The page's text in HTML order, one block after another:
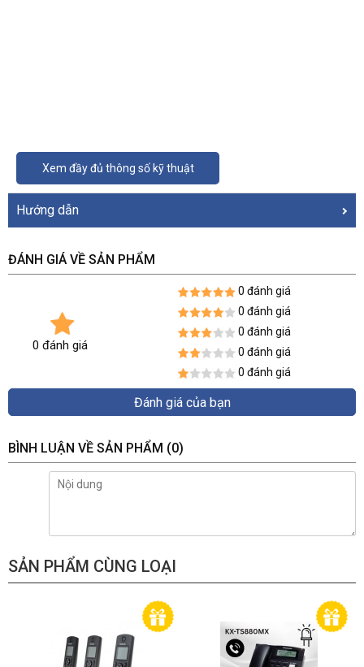
Xem đầy đủ thông số kỹ thuật
Hướng dẫn
ĐÁNH GIÁ VỀ SẢN PHẨM
0 đánh giá
0 đánh giá
0 đánh giá
0 đánh giá
0 đánh giá
0 đánh giá
Đánh giá của bạn
BÌNH LUẬN VỀ SẢN PHẨM (0)
SẢN PHẨM CÙNG LOẠI